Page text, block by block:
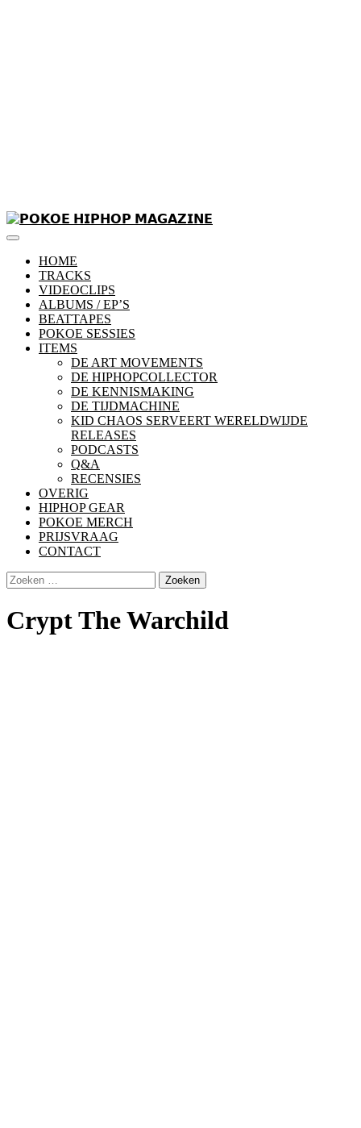
Skip
Primary
HOME
TRACKS
VIDEOCLIPS
ALBUMS / EP’S
BEATTAPES
POKOE SESSIES
ITEMS
DE ART MOVEMENTS
DE HIPHOPCOLLECTOR
DE KENNISMAKING
DE TIJDMACHINE
KID CHAOS SERVEERT WERELDWIJDE
RELEASES
PODCASTS
Q&A
RECENSIES
OVERIG
HIPHOP GEAR
POKOE MERCH
PRIJSVRAAG
CONTACT
Zoeken
naar:
Crypt The Warchild